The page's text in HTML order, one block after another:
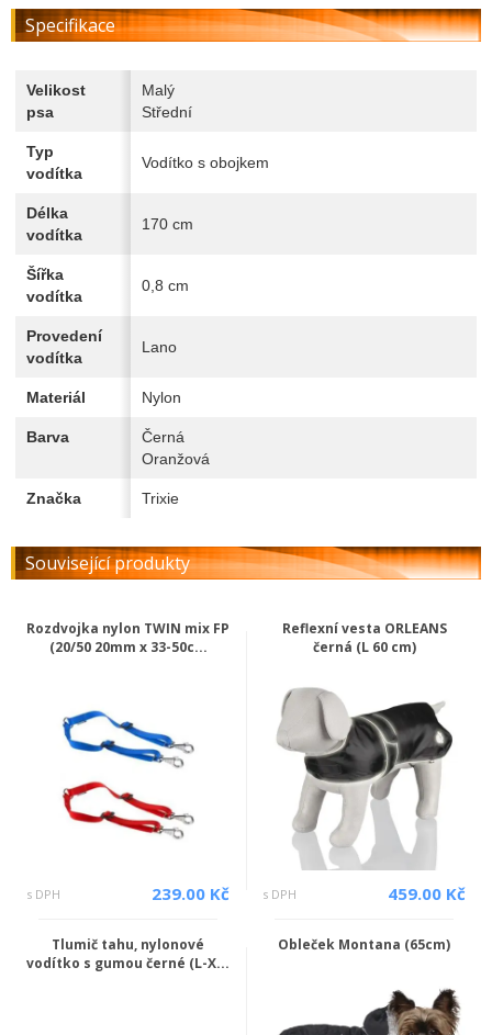
Specifikace
Velikost
psa
Malý
Střední
Typ
vodítka
Vodítko s obojkem
Délka
vodítka
170 cm
Šířka
vodítka
0,8 cm
Provedení
vodítka
Lano
Materiál Nylon
Barva
Černá
Oranžová
Značka Trixie
Související produkty
Rozdvojka nylon TWIN mix FP
(20/50 20mm x 33-50c...
s DPH 239.00 Kč
Reflexní vesta ORLEANS
černá (L 60 cm)
s DPH 459.00 Kč
Tlumič tahu, nylonové
vodítko s gumou černé (L-X...
Obleček Montana (65cm)